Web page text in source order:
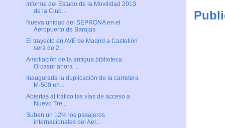
Informe del Estado de la Movilidad 2013
de la Ciud...
Nueva unidad del SEPRONA en el
Aeropuerto de Barajas
El trayecto en AVE de Madrid a Castellón
será de 2...
Ampliación de la antigua biblioteca
Orcasur ahora ...
Inaugurada la duplicación de la carretera
M-509 en...
Abiertas al tráfico las vías de acceso a
Nuevo Tre...
Suben un 12% los pasajeros
internacionales del Aer...